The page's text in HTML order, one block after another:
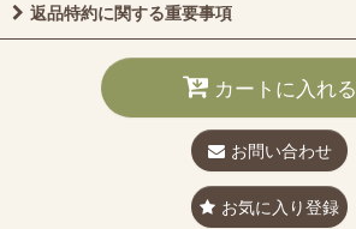
返品特約に関する重要事項
カートに入れる
お問い合わせ
お気に入り登録